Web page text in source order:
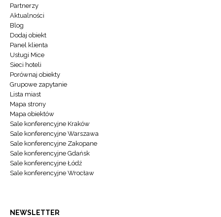
Partnerzy
Aktualności
Blog
Dodaj obiekt
Panel klienta
Usługi Mice
Sieci hoteli
Porównaj obiekty
Grupowe zapytanie
Lista miast
Mapa strony
Mapa obiektów
Sale konferencyjne Kraków
Sale konferencyjne Warszawa
Sale konferencyjne Zakopane
Sale konferencyjne Gdańsk
Sale konferencyjne Łódź
Sale konferencyjne Wrocław
NEWSLETTER